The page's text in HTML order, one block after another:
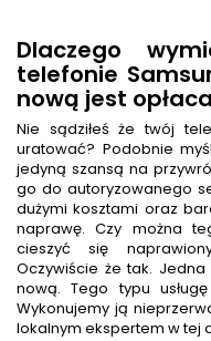
Dlaczego
telefonie
nową jest
Nie sądziłeś że twój
uratować? Podobnie
jedyną szansą na
go do autoryzowanego
dużymi kosztami oraz
naprawę. Czy można
cieszyć się
Oczywiście że tak.
nową. Tego typu
Wykonujemy ją
lokalnym ekspertem w tej